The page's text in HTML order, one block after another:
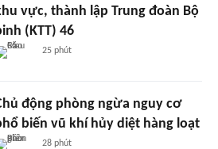
vực, thành lập Trung đoàn Bộ
(KTT) 46
25 phút
động phòng ngừa nguy cơ
biến vũ khí hủy diệt hàng loạt
28 phút